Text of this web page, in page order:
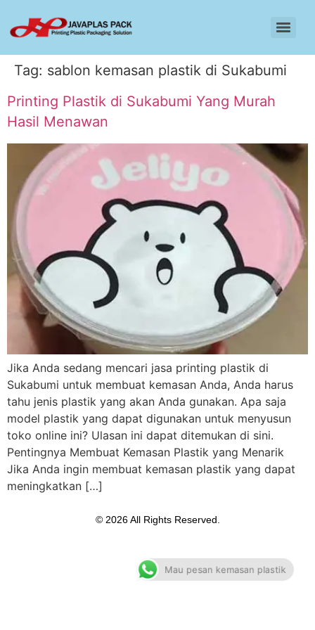
Tag: sablon kemasan plastik di Sukabumi
Printing Plastik di Sukabumi Yang Murah
Hasil Menawan
Jika Anda sedang mencari jasa printing plastik di
Sukabumi untuk membuat kemasan Anda, Anda harus
tahu jenis plastik yang akan Anda gunakan. Apa saja
model plastik yang dapat digunakan untuk menyusun
toko online ini? Ulasan ini dapat ditemukan di sini.
Pentingnya Membuat Kemasan Plastik yang Menarik
Jika Anda ingin membuat kemasan plastik yang dapat
meningkatkan […]
© 2026 All Rights Reserved.
Mau pesan kemasan plastik